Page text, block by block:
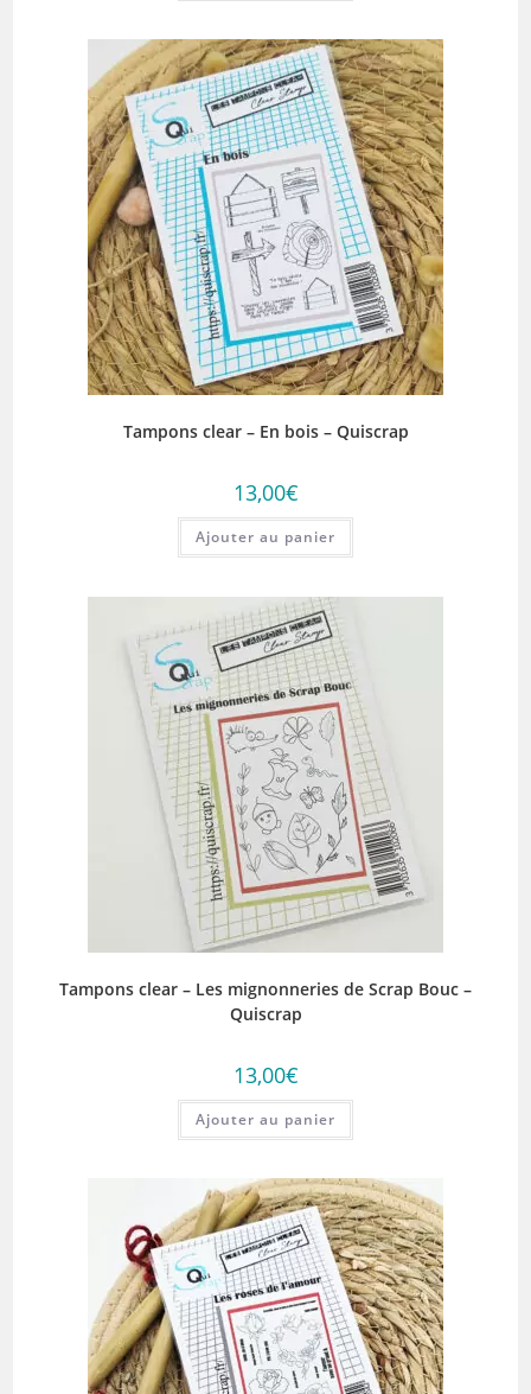
Tampons clear – En bois – Quiscrap
13,00€
Ajouter au panier
Tampons clear – Les mignonneries de Scrap Bouc –
Quiscrap
13,00€
Ajouter au panier